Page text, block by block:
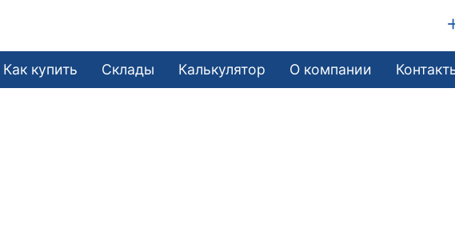
Как купить Склады Калькулятор О компании